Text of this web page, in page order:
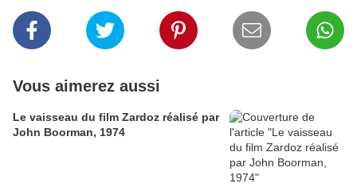
Vous aimerez aussi
Le vaisseau du film Zardoz réalisé par
John Boorman, 1974